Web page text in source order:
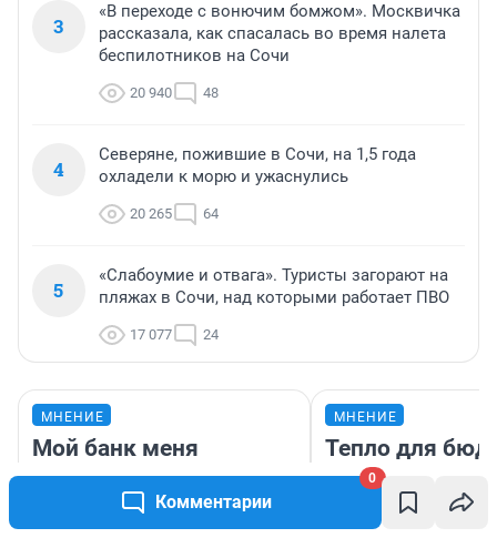
Комментарии
0
3
«В переходе с вонючим бомжом». Москвичка
рассказала, как спасалась во время налета
беспилотников на Сочи
20 940 48
4
Северяне, пожившие в Сочи, на 1,5 года
охладели к морю и ужаснулись
20 265 64
5
«Слабоумие и отвага». Туристы загорают на
пляжах в Сочи, над которыми работает ПВО
17 077 24
МНЕНИЕ
Мой банк меня
бережет. Журналист
хотела снять 200
тысяч, чтобы погасить
МНЕНИЕ
Тепло для
холодно в
зимой.
ездит на